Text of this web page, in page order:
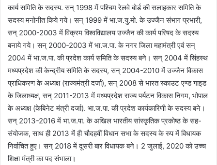
कार्य समिति के सदस्य. सन् 1998 में पश्चिम रेलवे बोर्ड की सलाहकार समिति के
सदस्य मनोनीत किये गये। सन् 1999 में भा.ज.यु.मो. के उज्जैन संभाग प्रभारी,
सन् 2000-2003 में विक्रम विश्वविद्यालय उज्जैन की कार्य परिषद के सदस्य
बनाये गये। सन् 2000-2003 में भा.ज.पा. के नगर जिला महामंत्री एवं सन्
2004 में भा.ज.पा. की प्रदेश कार्य समिति के सदस्य बने। सन् 2004 में सिंहस्थ
मध्यप्रदेश की केन्द्रीय समिति के सदस्य, सन् 2004-2010 में उज्जैन विकास
प्राधिकरण के अध्यक्ष (राज्यमंत्री दर्जा), सन् 2008 से भारत स्काउट एण्ड गाइड
के जिलाध्यक्ष, सन् 2011-2013 में मध्यप्रदेश राज्य पर्यटन विकास निगम, भोपाल
के अध्यक्ष (केबिनेट मंत्री दर्जा). भा.ज.पा. की प्रदेश कार्यकारिणी के सदस्य बने।
सन् 2013-2016 में भा.ज.पा. के अखिल भारतीय सांस्कृतिक प्रकोष्ठ के सह-
संयोजक, साथ ही 2013 में ही चौदहवीं विधान सभा के सदस्य के रुप में विधायक
निर्वाचित हुए। ​सन् 2018 में दूसरी बार विधायक बने। 2 जुलाई, 2020 को उच्च
शिक्षा मंत्री का पद संभाला।